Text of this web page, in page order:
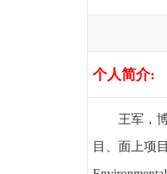
个人简介:
王军 ，
目
面上项目